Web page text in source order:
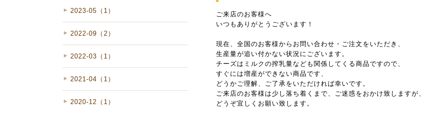
2023-05（1）
2022-09（2）
2022-03（1）
2021-04（1）
2020-12（1）
ご来店のお客様へ
いつもありがとうございます！
現在、全国のお客様からお問い合わせ・ご注文をいただき、
生産量が追い付かない状況にございます。
チーズはミルクの搾乳量なども関係してくる商品ですので、
すぐには増産ができない商品です、
どうかご理解、ご了承をいただければ幸いです。
ご来店のお客様は少し落ち着くまで、ご迷惑をおかけ致しますが、
どうぞ宜しくお願い致します。